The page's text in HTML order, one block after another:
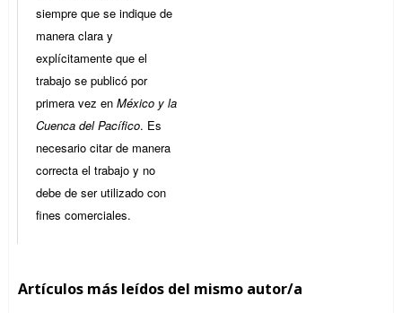
siempre que se indique de
manera clara y
explícitamente que el
trabajo se publicó por
primera vez en México y la
Cuenca del Pacífico. Es
necesario citar de manera
correcta el trabajo y no
debe de ser utilizado con
fines comerciales.
Artículos más leídos del mismo autor/a